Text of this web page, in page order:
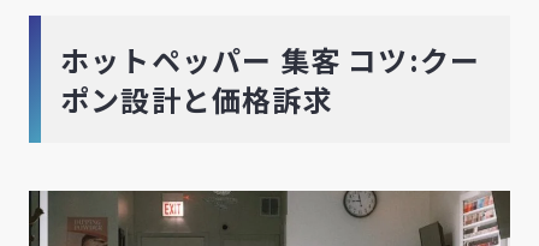
ホットペッパー 集客 コツ:クー
ポン設計と価格訴求